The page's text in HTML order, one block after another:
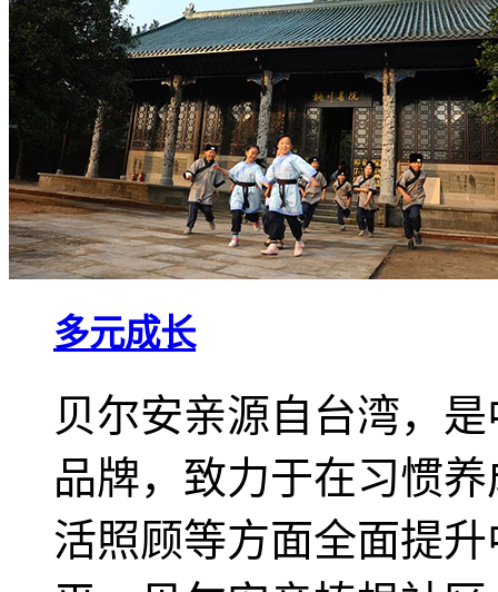
多元成长
贝尔安亲源自台湾，
品牌，致力于在习惯
活照顾等方面全面提升